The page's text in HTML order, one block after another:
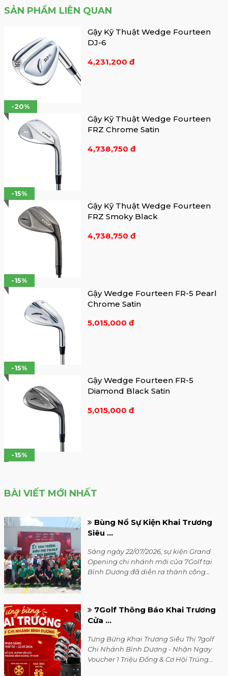
SẢN PHẨM LIÊN QUAN
Gậy Kỹ Thuật Wedge Fourteen
DJ-6
4,231,200 đ
-20%
Gậy Kỹ Thuật Wedge Fourteen
FRZ Chrome Satin
4,738,750 đ
-15%
Gậy Kỹ Thuật Wedge Fourteen
FRZ Smoky Black
4,738,750 đ
-15%
Gậy Wedge Fourteen FR-5 Pearl
Chrome Satin
5,015,000 đ
-15%
Gậy Wedge Fourteen FR-5
Diamond Black Satin
5,015,000 đ
-15%
BÀI VIẾT MỚI NHẤT
Bùng Nổ Sự Kiện Khai Trương
Siêu ...
Sáng ngày 22/07/2026, sự kiện Grand
Opening chi nhánh mới của 7Golf tại
Bình Dương đã diễn ra thành công
7Golf Thông Báo Khai Trương
Cửa ...
Tưng Bừng Khai Trương Siêu Thị 7golf
Chi Nhánh Bình Dương - Nhận Ngay
Voucher 1 Triệu Đồng & Cơ Hội Trúng